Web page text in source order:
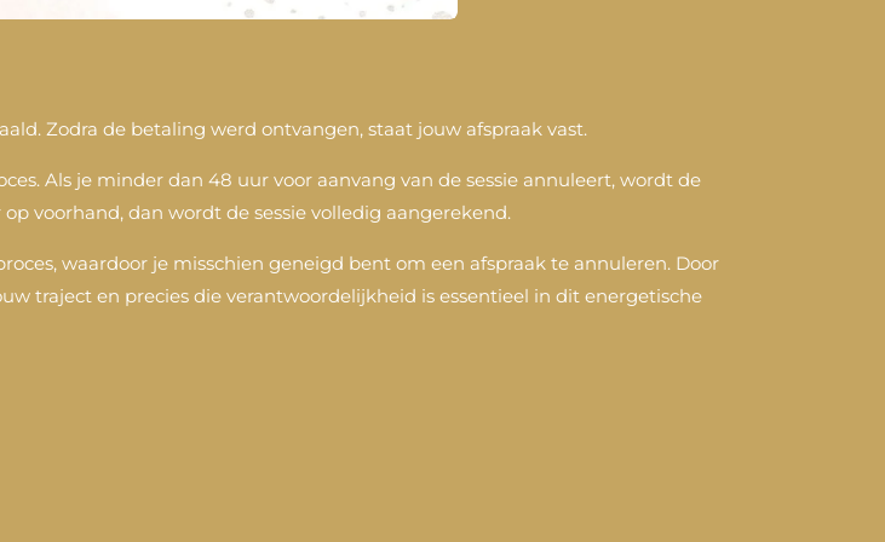
Zodra de betaling werd ontvangen, staat jouw afspraak vast.
Als je minder dan 48 uur voor aanvang van de sessie annuleert, wordt de
voorhand, dan wordt de sessie volledig aangerekend.
waardoor je misschien geneigd bent om een afspraak te annuleren. Door
traject en precies die verantwoordelijkheid is essentieel in dit energetische